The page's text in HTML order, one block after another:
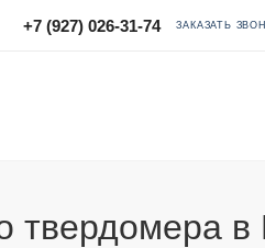
+7 (927) 026-31-74 ЗАКАЗАТЬ
твердомера